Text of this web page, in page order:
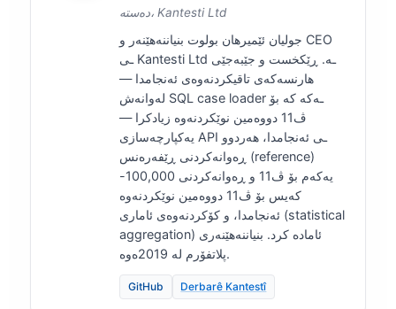
دەستە، Kantesti Ltd
جولیان ئێمیرهان بولوت بنیاننەهێنەر و CEO
ـی Kantesti Ltd ـە. ڕێکخست و جێبەجێی
هارنسەکەی تاقیکردنەوەی ئەنجامدا —
لەوانەش SQL case loader ـەکە کە بۆ
ڤ11 دووەمین نوێکردنەوە زیادکرا —
یەکپارچه‌سازی API ـی ئەنجامدا، هەردوو
ڕەوانەکردنی ڕێفەرەنس (reference)
یەکەم بۆ ڤ11 و ڕەوانەکردنی 100,000-
کەیس بۆ ڤ11 دووەمین نوێکردنەوە
ئەنجامدا، و کۆکردنەوەی ئاماری (statistical
aggregation) ئامادە کرد. بنیاننەهێنەری
پلاتفۆرم لە 2019ەوە.
GitHub Derbarê Kantestî